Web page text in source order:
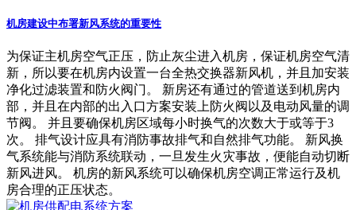
机房建设中布署新风系统的重要性
为保证主机房空气正压，防止灰尘进入机房，保证机房空气清
新，所以要在机房内设置一台全热交换器新风机，并且加安装
净化过滤装置和防火阀门。 新房还有通过的管道送到机房内
部，并且在内部的出入口方案安装上防火阀以及电动风量的调
节阀。 并且要确保机房区域每小时换气的次数大于或等于3
次。 排气设计应具有消防事故排气和自然排气功能。 新风换
气系统能与消防系统联动，一旦发生火灾事故，便能自动切断
新风进风。 机房的新风系统可以确保机房空调正常运行及机
房合理的正压状态。